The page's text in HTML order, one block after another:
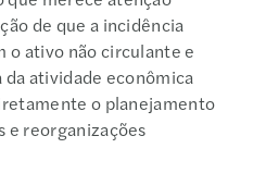
de que a incidência
o ativo não circulante e
da atividade econômica
o planejamento
e reorganizações